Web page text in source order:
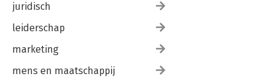
juridisch
leiderschap
marketing
mens en maatschappij